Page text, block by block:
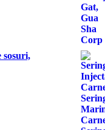
sosuri,